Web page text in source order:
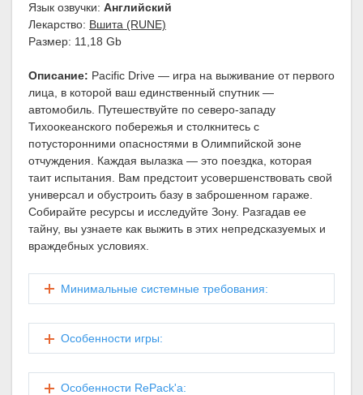
Язык озвучки: Английский
Лекарство: Вшита (RUNE)
Размер: 11,18 Gb
Описание: Pacific Drive — игра на выживание от первого
лица, в которой ваш единственный спутник —
автомобиль. Путешествуйте по северо-западу
Тихоокеанского побережья и столкнитесь с
потусторонними опасностями в Олимпийской зоне
отчуждения. Каждая вылазка — это поездка, которая
таит испытания. Вам предстоит усовершенствовать свой
универсал и обустроить базу в заброшенном гараже.
Собирайте ресурсы и исследуйте Зону. Разгадав ее
тайну, вы узнаете как выжить в этих непредсказуемых и
враждебных условиях.
Минимальные системные требования:
Особенности игры:
Особенности RePack'a: